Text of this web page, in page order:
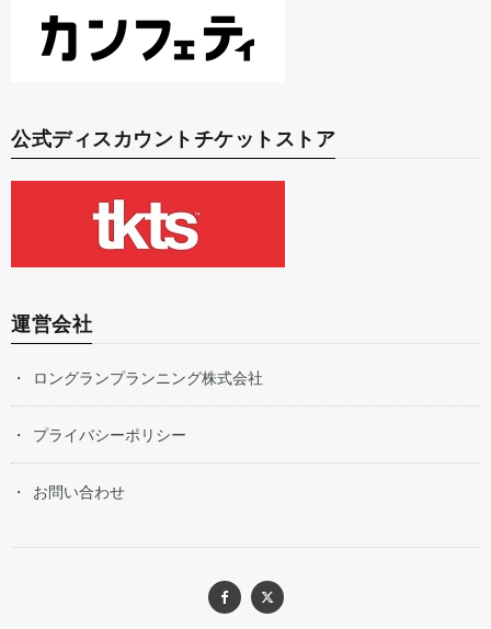
公式ディスカウントチケットストア
運営会社
ロングランプランニング株式会社
プライバシーポリシー
お問い合わせ